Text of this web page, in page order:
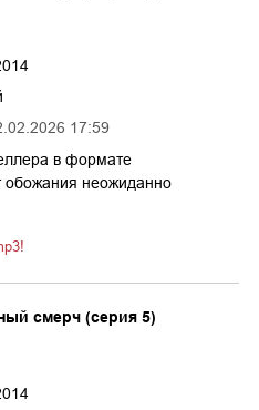
17:59
в формате
обожания неожиданно
смерч (серия 5)